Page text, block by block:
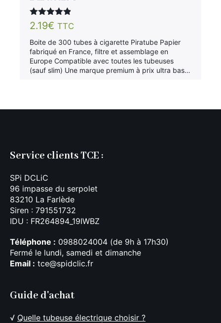
Note4.78
sur 5
2.19€ TTC
Boite de 300 tubes à cigarette Piratube Papier
fabriqué en France, filtre et assemblage en
Europe Compatible avec toutes les tubeuses
(sauf slim) Une marque premium à prix ultra bas…
Service clients TCE :
SPi DCLiC
96 impasse du serpolet
83210 La Farlède
Siren : 791551732
IDU : FR264894_19IWBZ
Téléphone : 0988024004 (de 9h à 17h30)
Fermé le lundi, samedi et dimanche
Email : tce@spidclic.fr
Guide d'achat
√ Quelle tubeuse électrique choisir ?